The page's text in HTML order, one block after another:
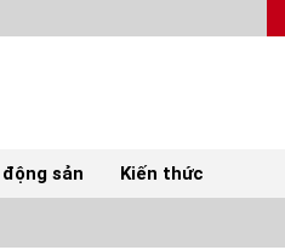
sản Kiến thức